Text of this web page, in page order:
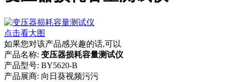
点击看大图
如果您对该产品感兴趣的话,可以
产品名称: 变压器损耗容量测试仪
产品型号: BY5620-B
产品展商: 向日葵视频污污